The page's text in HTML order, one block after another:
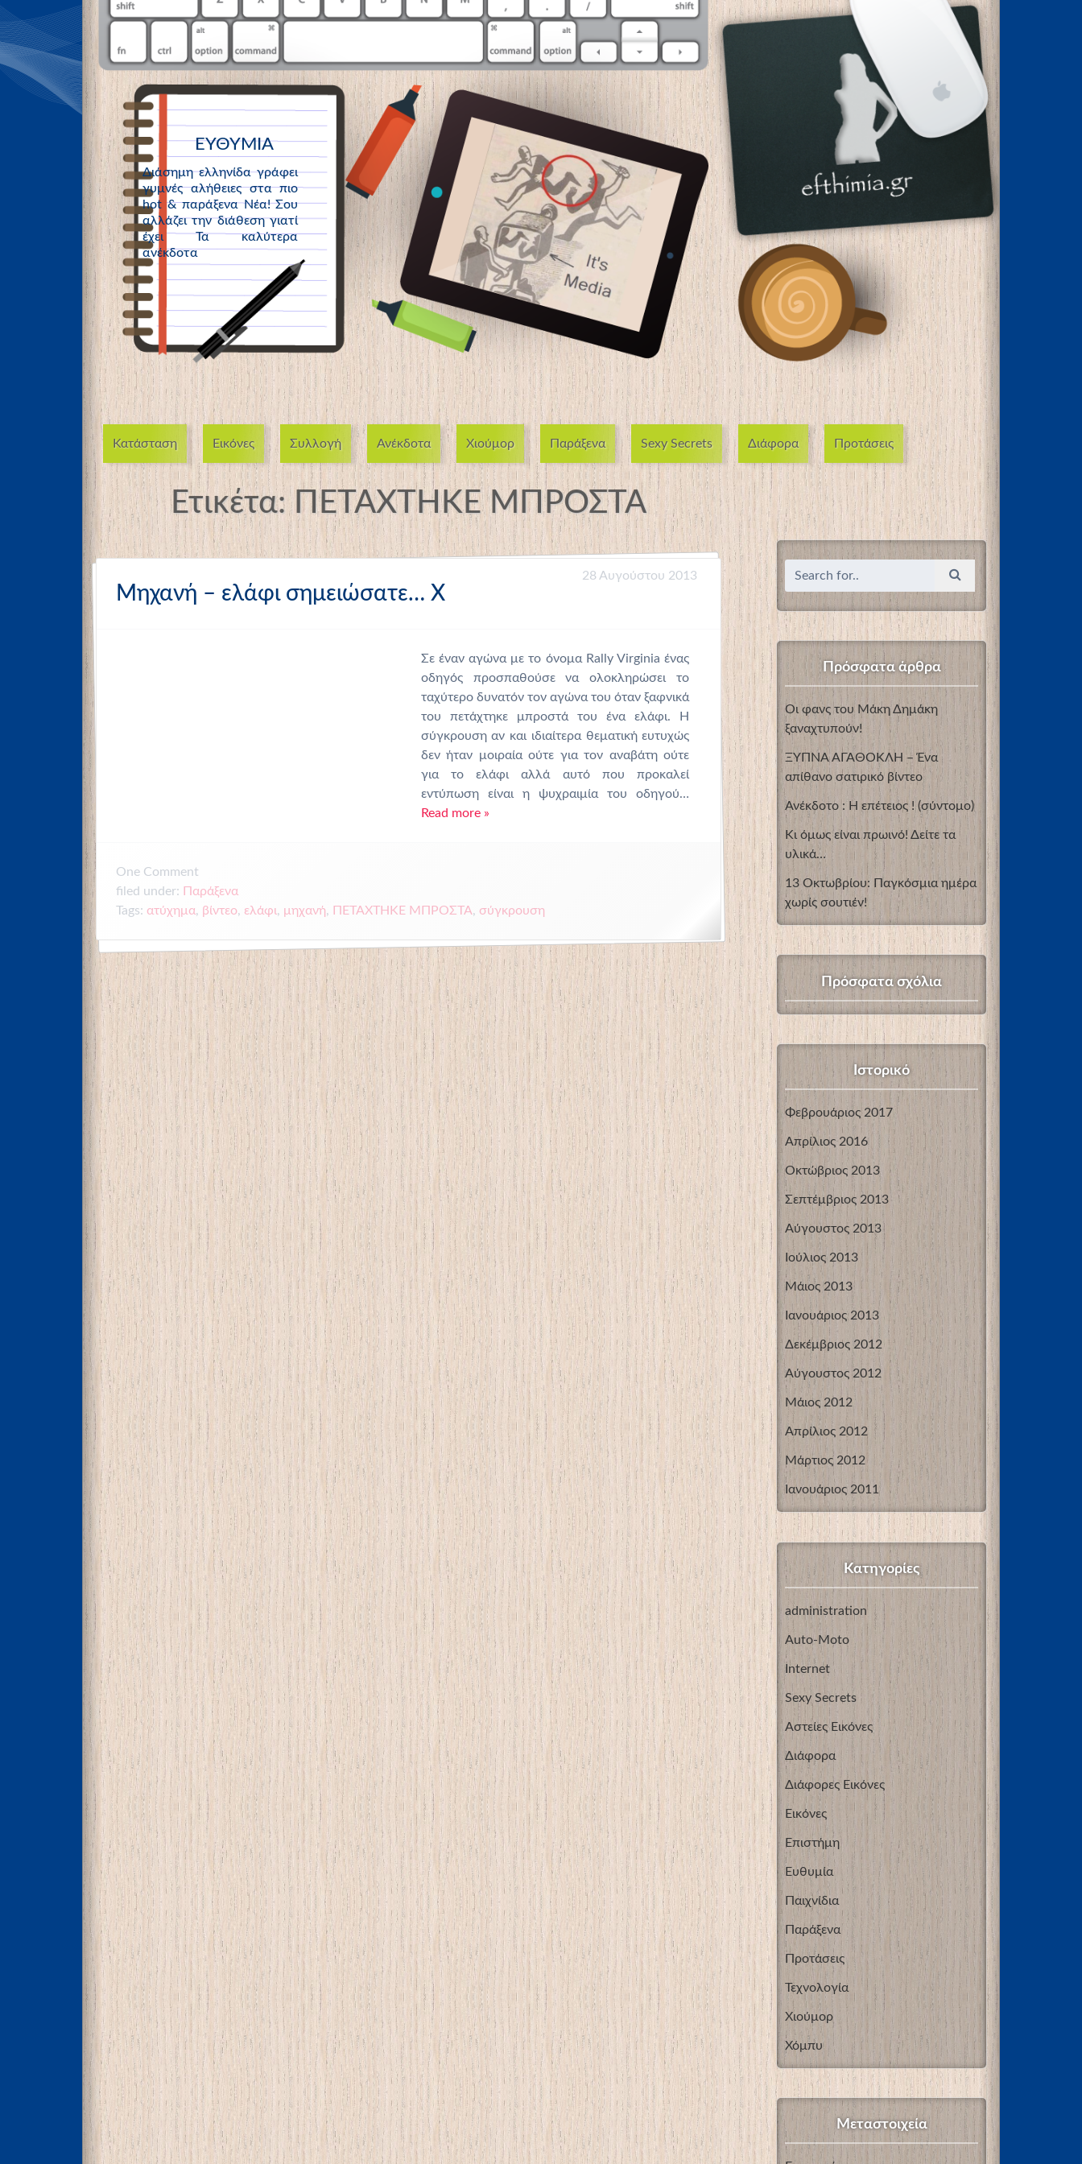
ΕΥΘΥΜΙΑ
Διάσημη ελληνίδα γράφει
γυμνές αλήθειες στα πιο
hot & παράξενα Νέα! Σου
αλλάζει την διάθεση γιατί
έχει Τα καλύτερα
ανέκδοτα
Κατάσταση Εικόνες Συλλογή Ανέκδοτα Χιούμορ Παράξενα Sexy Secrets Διάφορα Προτάσεις
Ετικέτα: ΠΕΤΑΧΤΗΚΕ ΜΠΡΟΣΤΑ
28 Αυγούστου 2013
Μηχανή – ελάφι σημειώσατε… Χ
Σε έναν αγώνα με το όνομα Rally Virginia ένας
οδηγός προσπαθούσε να ολοκληρώσει το
ταχύτερο δυνατόν τον αγώνα του όταν ξαφνικά
του πετάχτηκε μπροστά του ένα ελάφι. Η
σύγκρουση αν και ιδιαίτερα θεματική ευτυχώς
δεν ήταν μοιραία ούτε για τον αναβάτη ούτε
για το ελάφι αλλά αυτό που προκαλεί
εντύπωση είναι η ψυχραιμία του οδηγού…
Read more »
OneComment
filed under: Παράξενα
Tags: ατύχημα, βίντεο, ελάφι, μηχανή, ΠΕΤΑΧΤΗΚΕ ΜΠΡΟΣΤΑ, σύγκρουση
Πρόσφατα άρθρα
Οι φανς του Μάκη Δημάκη
ξαναχτυπούν!
ΞΥΠΝΑ ΑΓΑΘΟΚΛΗ – Ένα
απίθανο σατιρικό βίντεο
Ανέκδοτο : Η επέτειος ! (σύντομο)
Κι όμως είναι πρωινό! Δείτε τα
υλικά…
13 Οκτωβρίου: Παγκόσμια ημέρα
χωρίς σουτιέν!
Πρόσφατα σχόλια
Ιστορικό
Φεβρουάριος 2017
Απρίλιος 2016
Οκτώβριος 2013
Σεπτέμβριος 2013
Αύγουστος 2013
Ιούλιος 2013
Μάιος 2013
Ιανουάριος 2013
Δεκέμβριος 2012
Αύγουστος 2012
Μάιος 2012
Απρίλιος 2012
Μάρτιος 2012
Ιανουάριος 2011
Kατηγορίες
administration
Auto-Moto
Internet
Sexy Secrets
Αστείες Εικόνες
Διάφορα
Διάφορες Εικόνες
Εικόνες
Επιστήμη
Ευθυμία
Παιχνίδια
Παράξενα
Προτάσεις
Τεχνολογία
Χιούμορ
Χόμπυ
Μεταστοιχεία